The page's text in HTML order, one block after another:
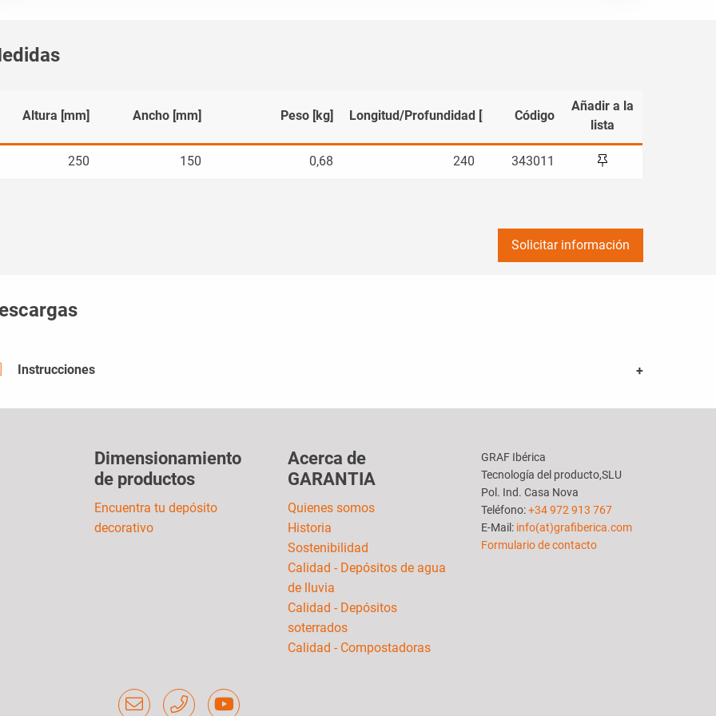
Altura [mm] Código
Añadir a la
lista
250 343011
Ancho [mm] Peso [kg] Longitud/Profundidad [mm]
150 0,68 240
Solicitar información
Instrucciones
Dimensionamiento
de productos
Encuentra tu depósito
decorativo
Acerca de
GARANTIA
Quienes somos
Historia
Sostenibilidad
Calidad - Depósitos de agua
de lluvia
Calidad - Depósitos
soterrados
Calidad - Compostadoras
GRAF Ibérica
Tecnología del producto,SLU
Pol. Ind. Casa Nova
Teléfono:+34 972 913 767
E-Mail: info(at)grafiberica.com
Formulario de contacto